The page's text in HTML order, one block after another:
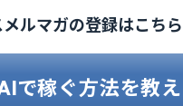
ルマガの登録はこちら
で稼ぐ方法を教